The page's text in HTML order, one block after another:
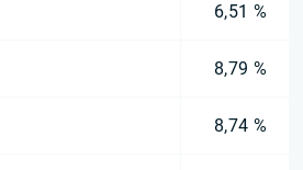
6,51 %
8,79 %
8,74 %